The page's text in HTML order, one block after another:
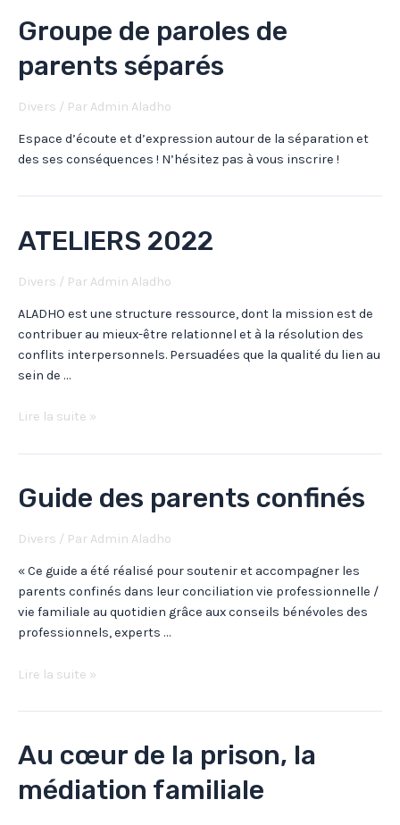
Groupe de paroles de
parents séparés
Divers / Par Admin Aladho
Espace d’écoute et d’expression autour de la séparation et
des ses conséquences ! N’hésitez pas à vous inscrire !
ATELIERS 2022
Divers / Par Admin Aladho
ALADHO est une structure ressource, dont la mission est de
contribuer au mieux-être relationnel et à la résolution des
conflits interpersonnels. Persuadées que la qualité du lien au
sein de …
Lire la suite »
Guide des parents confinés
Divers / Par Admin Aladho
« Ce guide a été réalisé pour soutenir et accompagner les
parents confinés dans leur conciliation vie professionnelle /
vie familiale au quotidien grâce aux conseils bénévoles des
professionnels, experts …
Lire la suite »
Au cœur de la prison, la
médiation familiale